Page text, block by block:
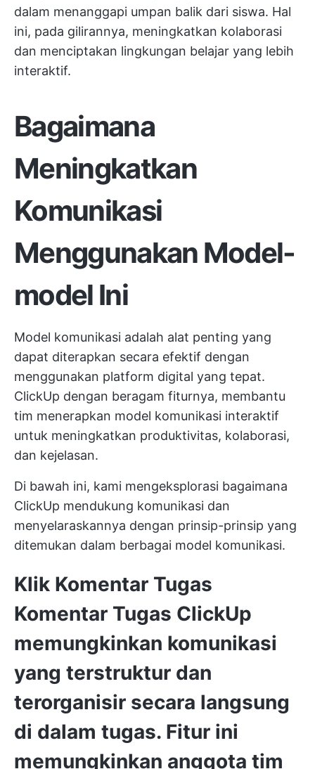
dalam menanggapi umpan balik dari siswa. Hal
ini, pada gilirannya, meningkatkan kolaborasi
dan menciptakan lingkungan belajar yang lebih
interaktif.
Bagaimana
Meningkatkan
Komunikasi
Menggunakan Model-
model Ini
Model komunikasi adalah alat penting yang
dapat diterapkan secara efektif dengan
menggunakan platform digital yang tepat.
ClickUp dengan beragam fiturnya, membantu
tim menerapkan model komunikasi interaktif
untuk meningkatkan produktivitas, kolaborasi,
dan kejelasan.
Di bawah ini, kami mengeksplorasi bagaimana
ClickUp mendukung komunikasi dan
menyelaraskannya dengan prinsip-prinsip yang
ditemukan dalam berbagai model komunikasi.
Klik Komentar Tugas
Komentar Tugas ClickUp
memungkinkan komunikasi
yang terstruktur dan
terorganisir secara langsung
di dalam tugas. Fitur ini
memungkinkan anggota tim